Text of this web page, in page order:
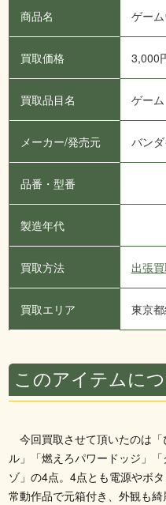
商品名 ゲー
買取価格 3,000
買取品目名 ゲーム
メーカー/発売元 バンダ
品番・型番
製造年代
買取方法 出張
買取エリア 東京
このアイテムに
今回買取させて頂いたのは
ル」「燃えろパワードッジ」
ゾ」の4点。4点とも電源やボ
常動作品で元箱付き、外観も